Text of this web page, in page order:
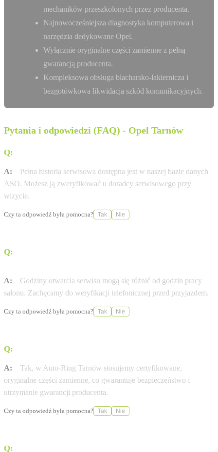
mechaników przeszkolonych przez producenta.
Najnowocześniejsza diagnostyka komputerowa i
narzędzia dedykowane Opel.
Wyłącznie oryginalne części zamienne z pełną
gwarancją producenta.
Kompleksowa obsługa blacharsko-lakiernicza i
bezgotówkowa likwidacja szkód komunikacyjnych.
Pytania i odpowiedzi (FAQ) - Opel Tarnów
Q:
A:
Pełna historia serwisowa dostępna jest w naszej bazie danych
ASO. Możesz ją zweryfikować u doradcy serwisowego przy
wizycie.
Czy ta odpowiedź była pomocna? Tak Nie
Q:
A:
Godziny otwarcia serwisu mogą się różnić od godzin pracy
salonu. Zachęcamy do weryfikacji telefonicznej przed przyjazdem.
Czy ta odpowiedź była pomocna? Tak Nie
Q:
A:
Tak, w Auto-Ring Tarnów stosujemy certyfikowane,
oryginalne części zamienne, co gwarantuje bezpieczeństwo i
utrzymanie gwarancji producenta.
Czy ta odpowiedź była pomocna? Tak Nie
Q: